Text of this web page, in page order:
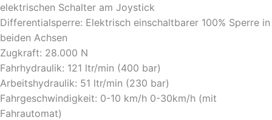
elektrischen Schalter am Joystick
Differentialsperre: Elektrisch einschaltbarer 100% Sperre in
beiden Achsen
Zugkraft: 28.000 N
Fahrhydraulik: 121 ltr/min (400 bar)
Arbeitshydraulik: 51 ltr/min (230 bar)
Fahrgeschwindigkeit: 0-10 km/h 0-30km/h (mit
Fahrautomat)